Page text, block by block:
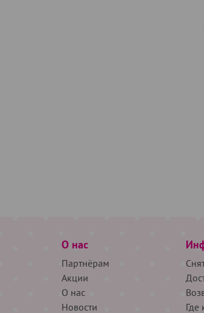
О нас
Партнёрам
Акции
О нас
Новости
Где